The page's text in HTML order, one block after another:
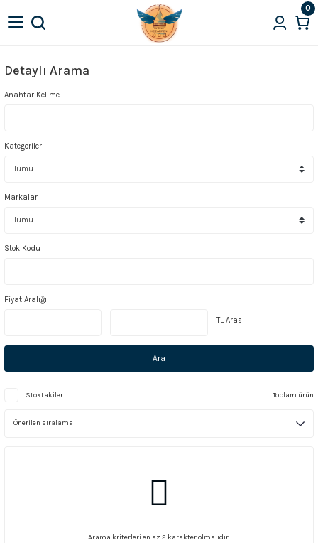
0
Detaylı Arama
Anahtar Kelime
Kategoriler
Markalar
Stok Kodu
Fiyat Aralığı
TL Arası
Ara
Stoktakiler Toplam ürün
Arama kriterleri en az 2 karakter olmalıdır.